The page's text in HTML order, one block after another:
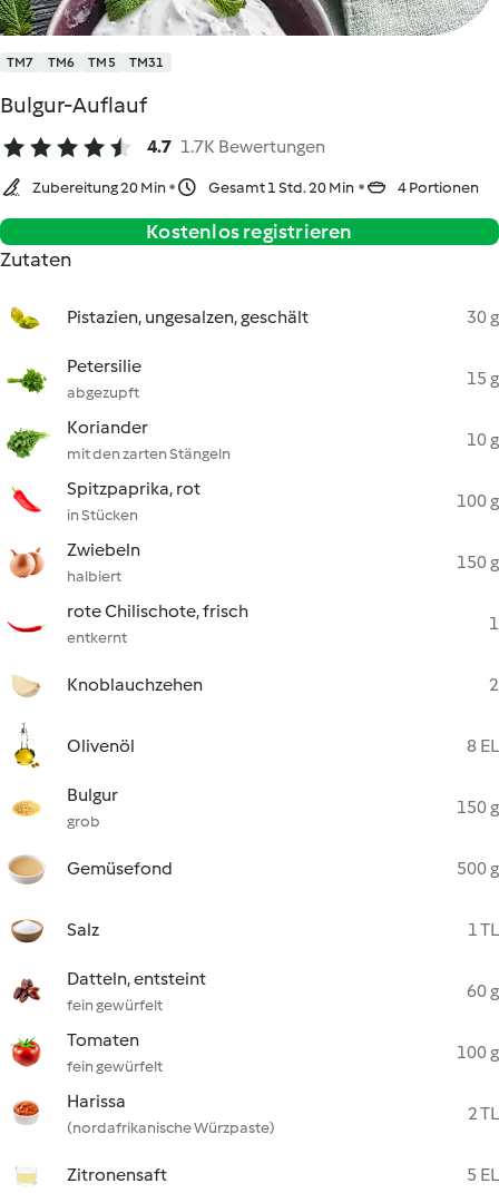
TM7 TM6 TM5 TM31
Bulgur-Auflauf
4.7 1.7K Bewertungen
Zubereitung 20 Min Gesamt 1 Std. 20 Min 4 Portionen
Kostenlos registrieren
Zutaten
Pistazien, ungesalzen, geschält 30 g
Petersilie
abgezupft
15 g
Koriander
mit den zarten Stängeln
10 g
Spitzpaprika, rot
in Stücken
100 g
Zwiebeln
halbiert
150 g
rote Chilischote, frisch
entkernt
1
Knoblauchzehen 2
Olivenöl 8 EL
Bulgur
grob
150 g
Gemüsefond 500 g
Salz 1 TL
Datteln, entsteint
fein gewürfelt
60 g
Tomaten
fein gewürfelt
100 g
Harissa
(nordafrikanische Würzpaste)
2 TL
Zitronensaft 5 EL